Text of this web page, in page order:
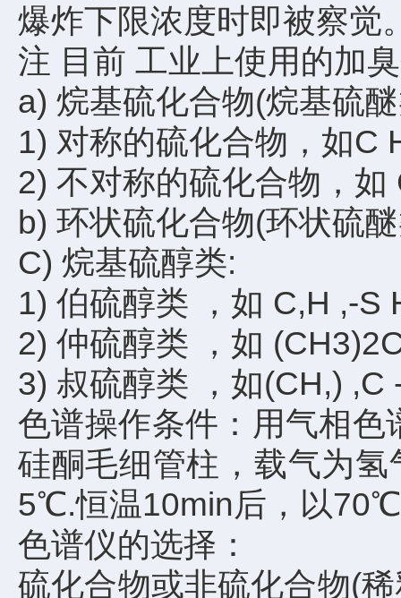
爆炸下限浓度时即被察觉
注 目前 工业上使用的加
a) 烷基硫化合物(烷基硫
1) 对称的硫化合物，如C
2) 不对称的硫化合物，如
b) 环状硫化合物(环状硫
C) 烷基硫醇类:
1) 伯硫醇类 ，如 C,H ,-S
2) 仲硫醇类 ，如
3) 叔硫醇类 ，如(CH,) ,C
色谱操作条件：用气相
硅酮毛细管柱，载气为
5℃.恒温10min后，以
色谱仪的选择：
硫化合物或非硫化合物(